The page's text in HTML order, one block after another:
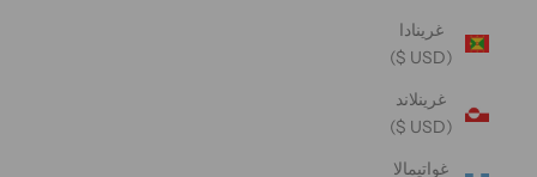
غرينادا
(USD $)
غرينلاند
(USD $)
غواتيمالا